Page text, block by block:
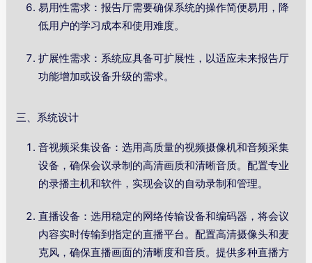
易用性需求：报告厅需要确保系统的操作简便易用，降
低用户的学习成本和使用难度。
扩展性需求：系统应具备可扩展性，以适应未来报告厅
功能增加或设备升级的需求。
三、系统设计
音视频采集设备：选用高质量的视频摄像机和音频采集
设备，确保会议录制的高清画质和清晰音质。配置专业
的录播主机和软件，实现会议的自动录制和管理。
直播设备：选用稳定的网络传输设备和编码器，将会议
内容实时传输到指定的直播平台。配置高清摄像头和麦
克风，确保直播画面的清晰度和音质。提供多种直播方